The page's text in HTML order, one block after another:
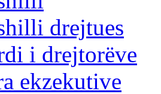
drejtues
i drejtorëve
ekzekutive